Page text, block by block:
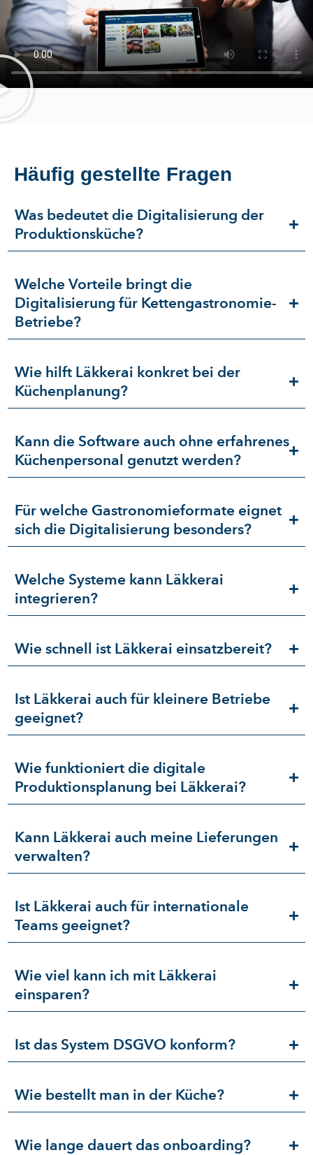
Häufig gestellte Fragen
Was bedeutet die Digitalisierung der
Produktionsküche?
Welche Vorteile bringt die
Digitalisierung für Kettengastronomie-
Betriebe?
Wie hilft Läkkerai konkret bei der
Küchenplanung?
Kann die Software auch ohne erfahrenes
Küchenpersonal genutzt werden?
Für welche Gastronomieformate eignet
sich die Digitalisierung besonders?
Welche Systeme kann Läkkerai
integrieren?
Wie schnell ist Läkkerai einsatzbereit?
Ist Läkkerai auch für kleinere Betriebe
geeignet?
Wie funktioniert die digitale
Produktionsplanung bei Läkkerai?
Kann Läkkerai auch meine Lieferungen
verwalten?
Ist Läkkerai auch für internationale
Teams geeignet?
Wie viel kann ich mit Läkkerai
einsparen?
Ist das System DSGVO konform?
Wie bestellt man in der Küche?
Wie lange dauert das onboarding?